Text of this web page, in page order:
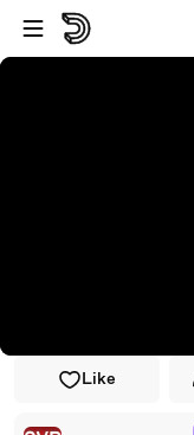
Vai al lettore
Passa al contenuto
Like